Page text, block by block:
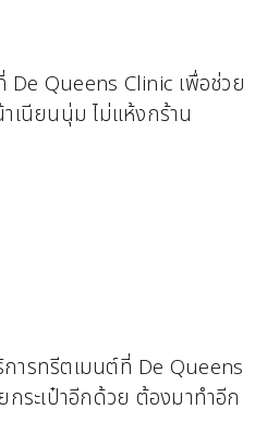
De Queens Clinic เพื่อช่วย
เนียนนุ่ม ไม่แห้งกร้าน
การทรีตเมนต์ที่ De Queens
ระเป๋าอีกด้วย ต้องมาทำอีก